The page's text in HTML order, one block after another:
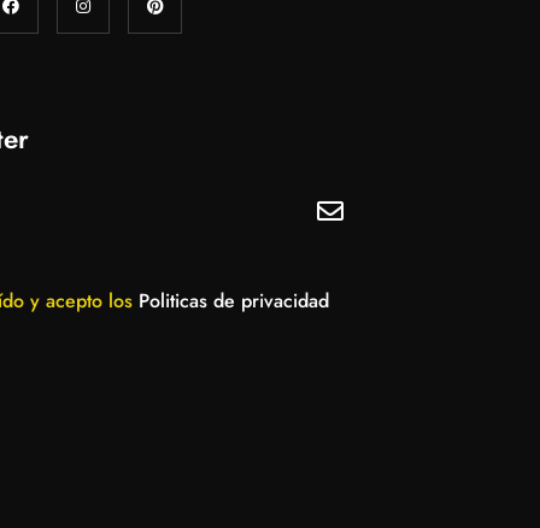
y acepto los Politicas de privacidad